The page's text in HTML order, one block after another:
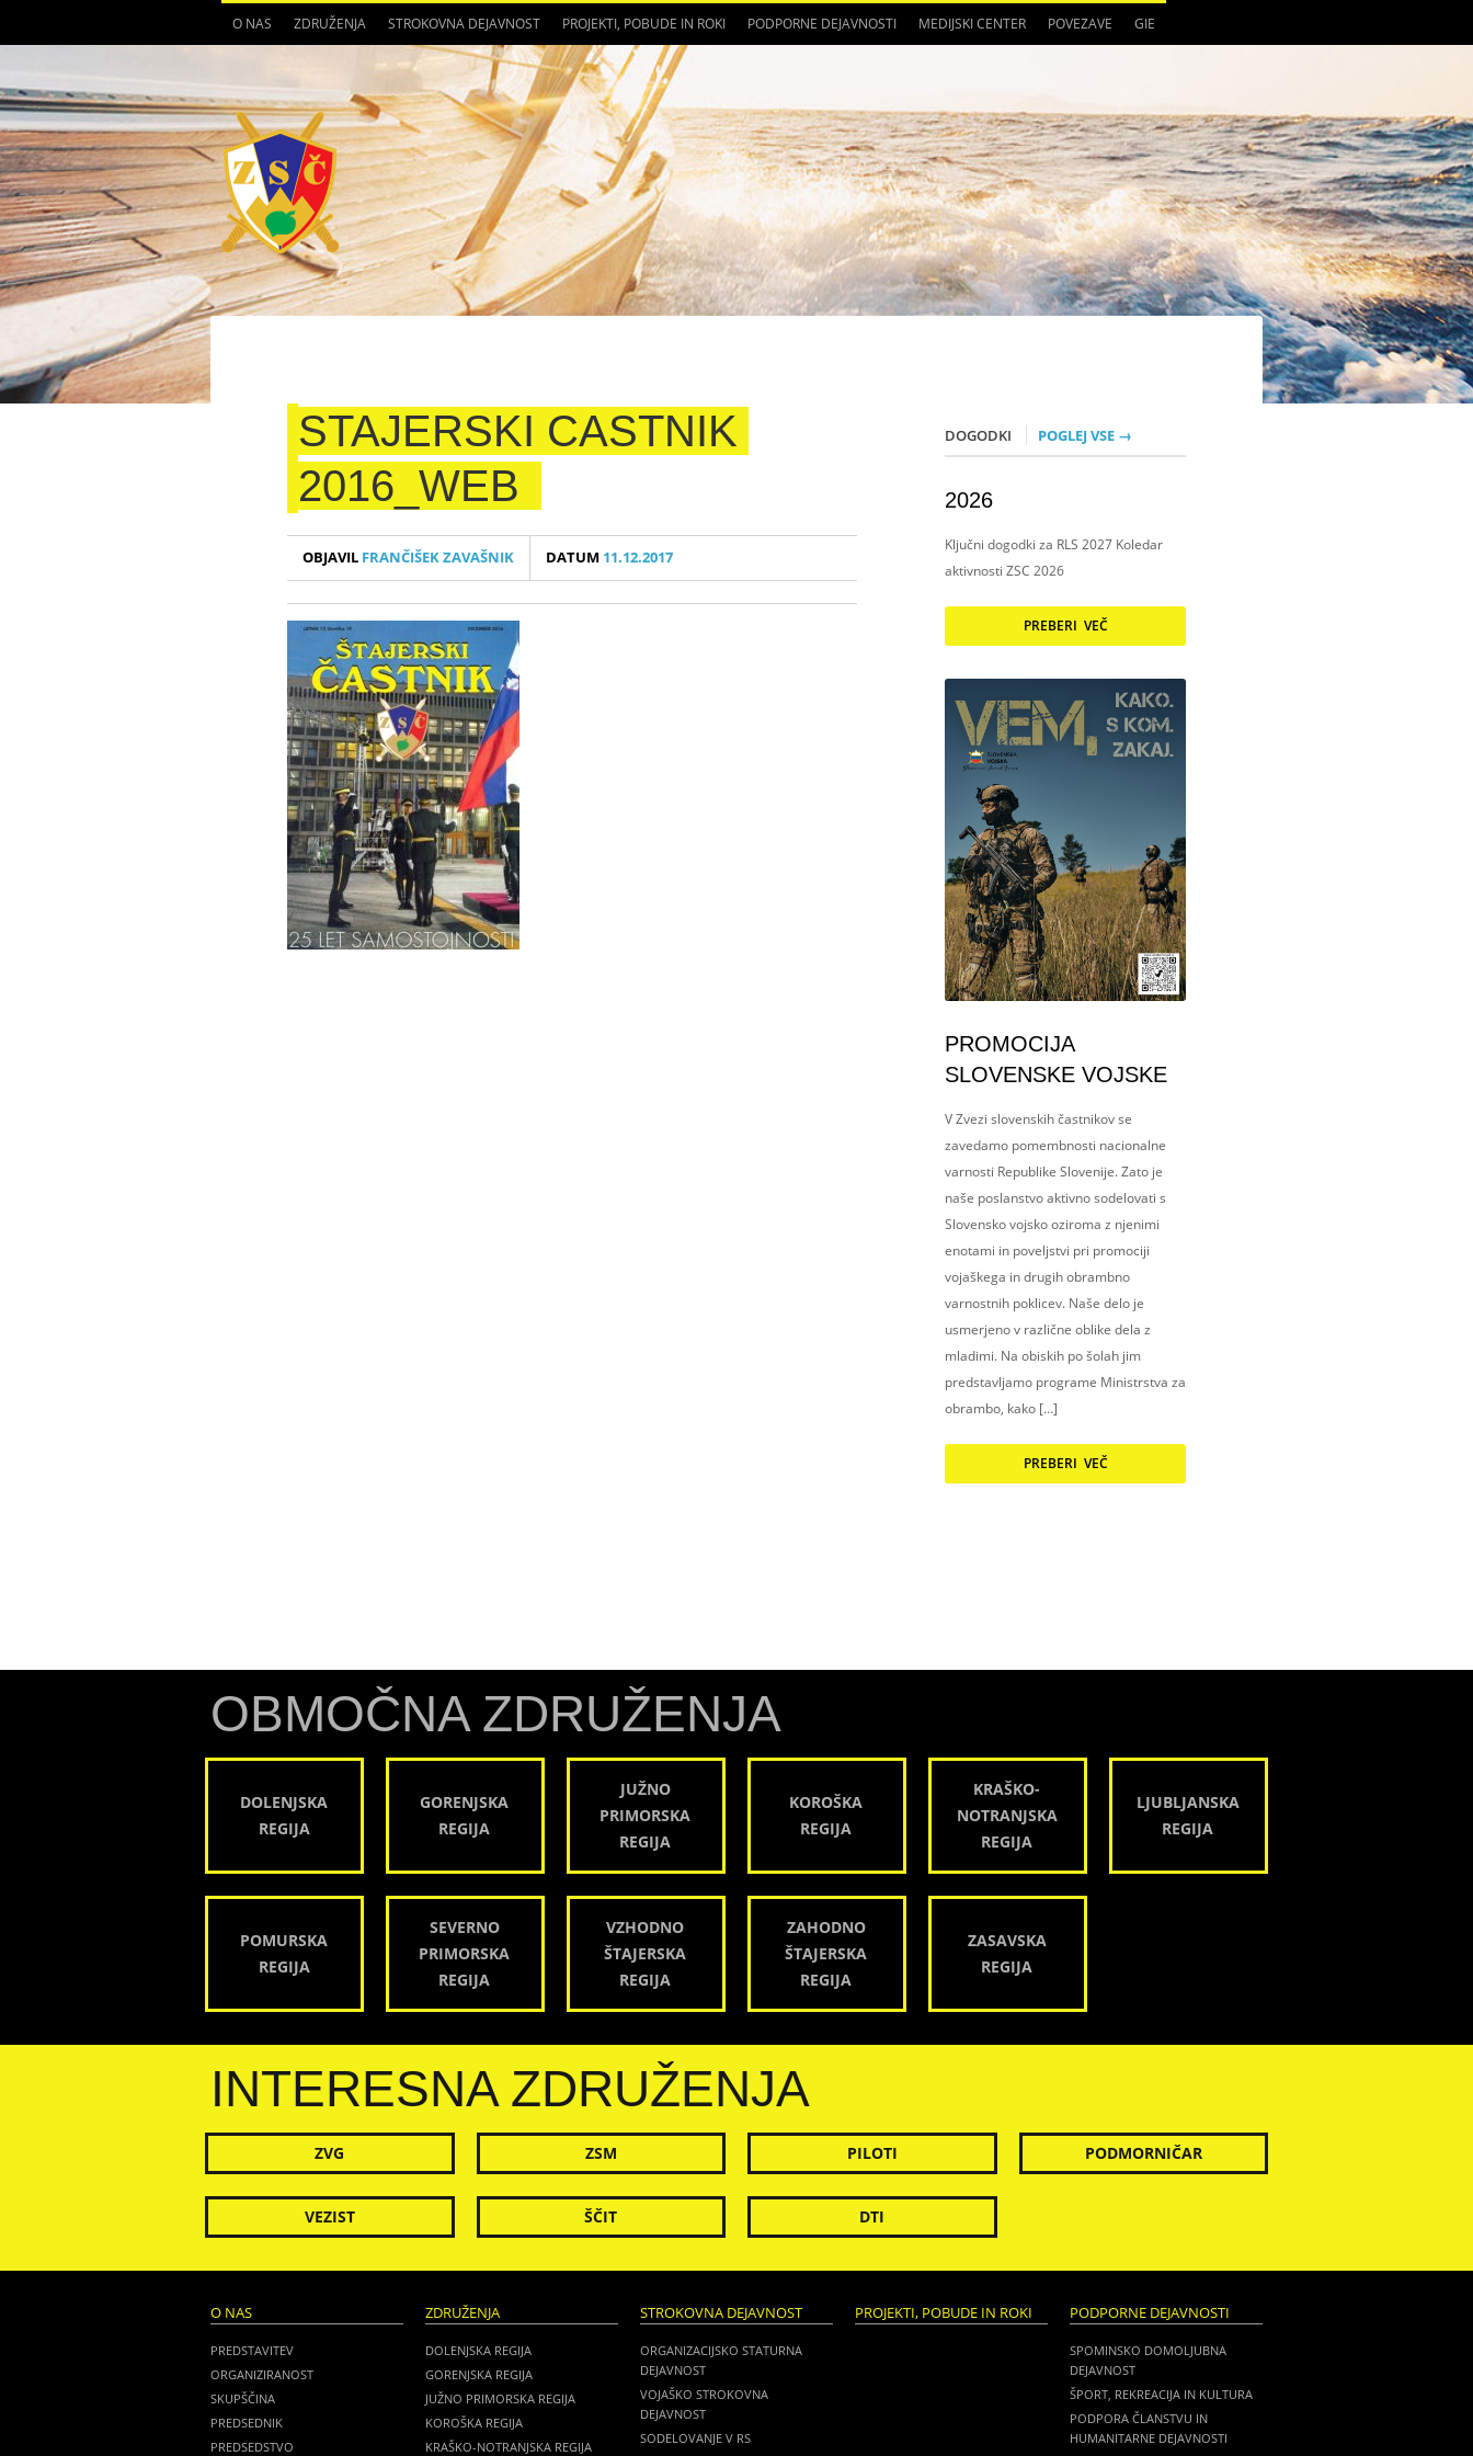
O NAS ZDRUŽENJA STROKOVNA DEJAVNOST PROJEKTI, POBUDE IN ROKI PODPORNE DEJAVNOSTI MEDIJSKI CENTER POVEZAVE GIE
STAJERSKI CASTNIK
2016_WEB
OBJAVIL FRANČIŠEK ZAVAŠNIK DATUM 11.12.2017
DOGODKI POGLEJ VSE →
2026
Ključni dogodki za RLS 2027 Koledar
aktivnosti ZSC 2026
PREBERI VEČ
PROMOCIJA
SLOVENSKE VOJSKE
V Zvezi slovenskih častnikov se
zavedamo pomembnosti nacionalne
varnosti Republike Slovenije. Zato je
naše poslanstvo aktivno sodelovati s
Slovensko vojsko oziroma z njenimi
enotami in poveljstvi pri promociji
vojaškega in drugih obrambno
varnostnih poklicev. Naše delo je
usmerjeno v različne oblike dela z
mladimi. Na obiskih po šolah jim
predstavljamo programe Ministrstva za
obrambo, kako […]
PREBERI VEČ
OBMOČNA ZDRUŽENJA
DOLENJSKA
REGIJA
GORENJSKA
REGIJA
JUŽNO
PRIMORSKA
REGIJA
KOROŠKA
REGIJA
KRAŠKO-
NOTRANJSKA
REGIJA
LJUBLJANSKA
REGIJA
POMURSKA
REGIJA
SEVERNO
PRIMORSKA
REGIJA
VZHODNO
ŠTAJERSKA
REGIJA
ZAHODNO
ŠTAJERSKA
REGIJA
ZASAVSKA
REGIJA
INTERESNA ZDRUŽENJA
ZVG ZSM PILOTI PODMORNIČAR
VEZIST ŠČIT DTI
O NAS
PREDSTAVITEV
ORGANIZIRANOST
SKUPŠČINA
PREDSEDNIK
PREDSEDSTVO
ZDRUŽENJA
DOLENJSKA REGIJA
GORENJSKA REGIJA
JUŽNO PRIMORSKA REGIJA
KOROŠKA REGIJA
KRAŠKO-NOTRANJSKA REGIJA
STROKOVNA DEJAVNOST
ORGANIZACIJSKO STATURNA
DEJAVNOST
VOJAŠKO STROKOVNA
DEJAVNOST
SODELOVANJE V RS
PROJEKTI, POBUDE IN ROKI PODPORNE DEJAVNOSTI
SPOMINSKO DOMOLJUBNA
DEJAVNOST
ŠPORT, REKREACIJA IN KULTURA
PODPORA ČLANSTVU IN
HUMANITARNE DEJAVNOSTI